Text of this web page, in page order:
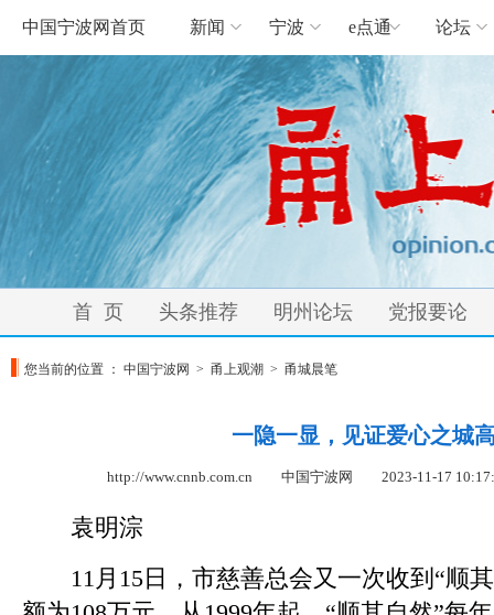
中国宁波网首页 新闻 宁波 e点通 论坛
首 页 头条推荐 明州论坛 党报要论
您当前的位置 ： 中国宁波网 > 甬上观潮 > 甬城晨笔
一隐一显，见证爱心之城
http://www.cnnb.com.cn 中国宁波网 2023-11-17
袁明淙
11月15日，市慈善总会又一次收到“顺其